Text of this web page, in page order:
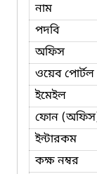
নাম
পদবি
অফিস
ওয়েব পোর্টল
ইমেইল
ফোন
ইন্টারকম
কক্ষ নম্বর